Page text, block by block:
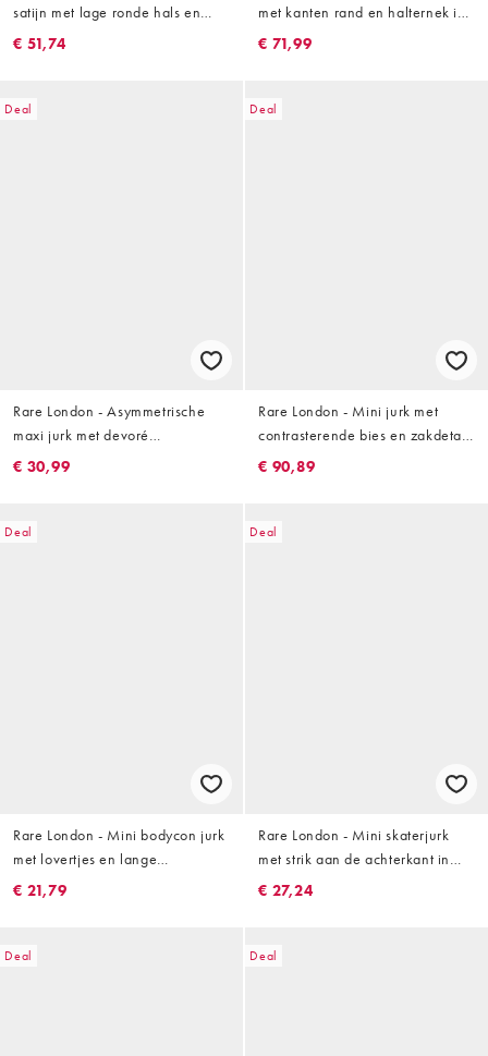
satijn met lage ronde hals en
verlaagde taille in
€ 51,74
met kanten rand en halternek in
zachtblauw
€ 71,99
Deal
Rare London - Asymmetrische
maxi jurk met devoré
bloemenprint en gedrapeerde
€ 30,99
Deal
Rare London - Mini jurk met
contrasterende bies en zakdetail
in zwart
€ 90,89
Deal
Rare London - Mini bodycon jurk
met lovertjes en lange
uitlopende mouwen in zwart
€ 21,79
Deal
Rare London - Mini skaterjurk
met strik aan de achterkant in
rood
€ 27,24
Deal Deal